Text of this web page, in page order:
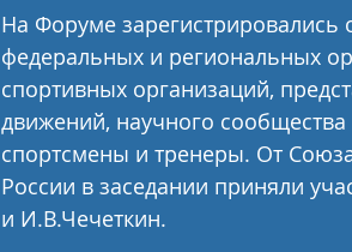
На Форуме зарегистрировались
федеральных и региональных
спортивных организаций,
движений, научного
спортсмены и тренеры. От
России в заседании приняли
и И.В.Чечеткин.